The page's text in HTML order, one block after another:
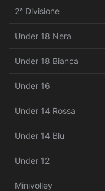
2ª Divisione
Under 18 Nera
Under 18 Bianca
Under 16
Under 14 Rossa
Under 14 Blu
Under 12
Minivolley